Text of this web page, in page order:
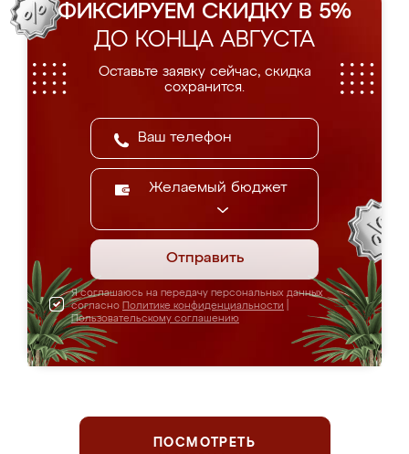
ФИКСИРУЕМ СКИДКУ В 5%
ДО КОНЦА АВГУСТА
Оставьте заявку сейчас, скидка
сохранится.
Желаемый бюджет
Отправить
Я соглашаюсь на передачу персональных данных
согласно Политике конфиденциальности
Пользовательскому соглашению
ПОСМОТРЕТЬ